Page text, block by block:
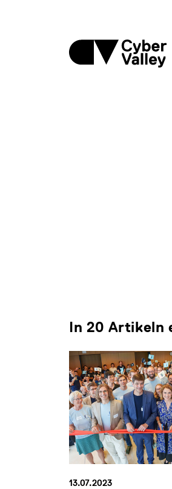
In 20 Artikeln
13.07.2023